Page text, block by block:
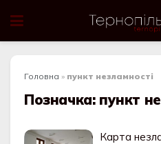
Головна » пункт незламності
Позначка: пункт
Карта